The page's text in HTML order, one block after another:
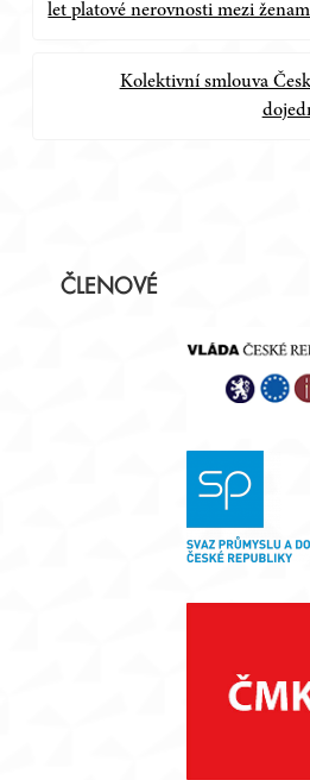
pro
příspěvek
let platové nerovnosti mezi
Kolektivní smlouva
ČLENOVÉ